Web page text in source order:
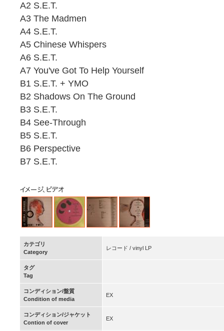
A2 S.E.T.
A3 The Madmen
A4 S.E.T.
A5 Chinese Whispers
A6 S.E.T.
A7 You've Got To Help Yourself
B1 S.E.T. + YMO
B2 Shadows On The Ground
B3 S.E.T.
B4 See-Through
B5 S.E.T.
B6 Perspective
B7 S.E.T.
カテゴリ
Category
レコード / vinyl LP
タグ
Tag
コンディション/盤質
Condition of media
EX
コンディション/ジャケット
Contion of cover
EX